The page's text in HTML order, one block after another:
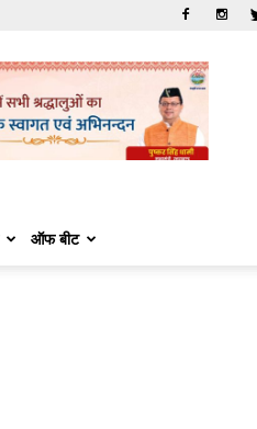
ऑफ बीट